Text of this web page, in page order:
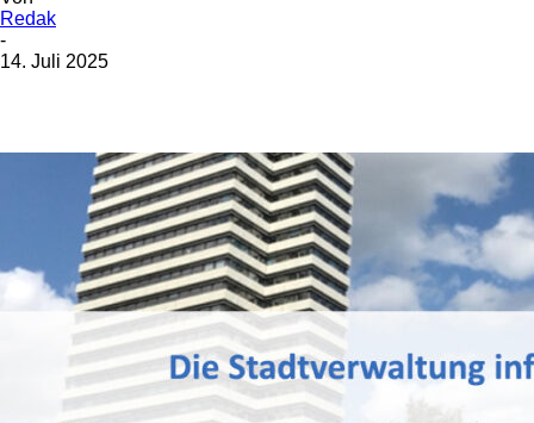
Redak
-
14. Juli 2025